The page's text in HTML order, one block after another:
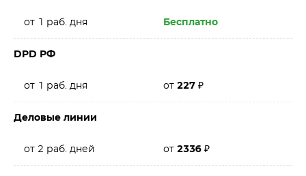
от 1 раб. дня Бесплатно
DPD РФ
от 1 раб. дня от 227 ₽
Деловые линии
от 2 раб. дней от 2336 ₽